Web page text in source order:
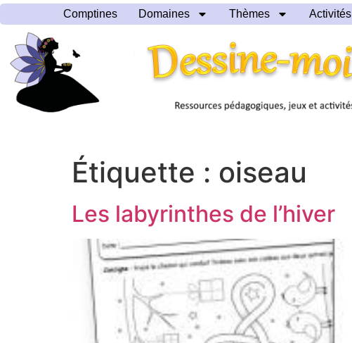
Comptines Domaines Thèmes Activités
Étiquette : oiseau
Les labyrinthes de l’hiver